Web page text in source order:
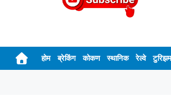
होम ब्रेकिंग कोकण स्थानिक रेल्वे टुरिझम